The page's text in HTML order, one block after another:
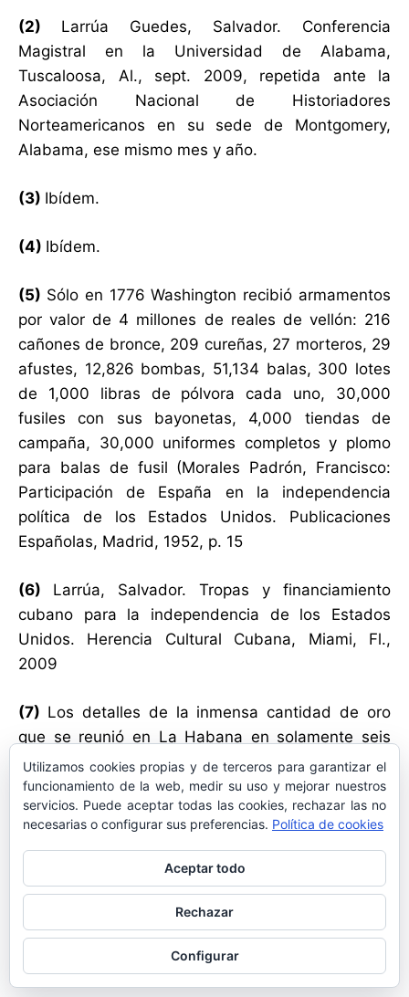
(2) Larrúa Guedes, Salvador. Conferencia
Magistral en la Universidad de Alabama,
Tuscaloosa, Al., sept. 2009, repetida ante la
Asociación Nacional de Historiadores
Norteamericanos en su sede de Montgomery,
Alabama, ese mismo mes y año.
(3) Ibídem.
(4) Ibídem.
(5) Sólo en 1776 Washington recibió armamentos
por valor de 4 millones de reales de vellón: 216
cañones de bronce, 209 cureñas, 27 morteros, 29
afustes, 12,826 bombas, 51,134 balas, 300 lotes
de 1,000 libras de pólvora cada uno, 30,000
fusiles con sus bayonetas, 4,000 tiendas de
campaña, 30,000 uniformes completos y plomo
para balas de fusil (Morales Padrón, Francisco:
Participación de España en la independencia
política de los Estados Unidos. Publicaciones
Españolas, Madrid, 1952, p. 15
(6) Larrúa, Salvador. Tropas y financiamiento
cubano para la independencia de los Estados
Unidos. Herencia Cultural Cubana, Miami, Fl.,
2009
(7) Los detalles de la inmensa cantidad de oro
que se reunió en La Habana en solamente seis
horas pueden verse en la Colección de
Documentos Originales Inéditos que se conserva
en el Centro de Documentación Histórica de la
Florida Colonial, Florida Colonial Heritage, Inc.,
Corpus Christi Catholic Church, Miami, Florida.
Dr. Salvador Larrúa-Guedes
Utilizamos cookies propias y de terceros para garantizar el
funcionamiento de la web, medir su uso y mejorar nuestros
servicios. Puede aceptar todas las cookies, rechazar las no
necesarias o configurar sus preferencias. Política de cookies
Aceptar todo
Rechazar
Configurar